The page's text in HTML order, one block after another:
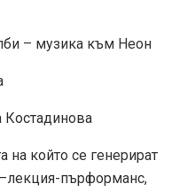
– музика към Неон
на който се генерират
пърформанс,